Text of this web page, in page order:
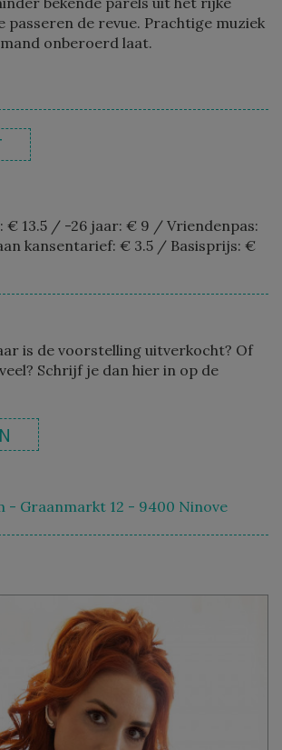
de revue. Prachtige muziek
onberoerd laat.
€ 13.5 / -26 jaar: € 9 / Vriendenpas:
kansentarief: € 3.5 / Basisprijs: €
is de voorstelling uitverkocht? Of
Schrijf je dan hier in op de
- Graanmarkt 12 - 9400 Ninove